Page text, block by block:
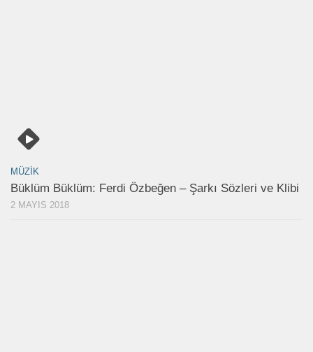
MÜZIK
Büklüm Büklüm: Ferdi Özbeğen – Şarkı Sözleri ve Klibi
2 MAYIS 2018